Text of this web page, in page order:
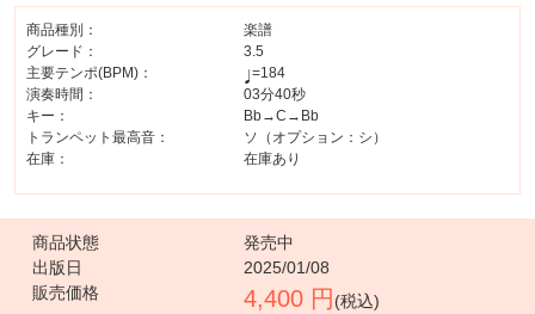
商品種別：
楽譜
グレード：
3.5
主要テンポ(BPM)：
=184
演奏時間：
03分40秒
キー：
Bb→C→Bb
トランペット最高音：
ソ（オプション：シ）
在庫：
在庫あり
商品状態
発売中
出版日
2025/01/08
販売価格
4,400 円 (税込)